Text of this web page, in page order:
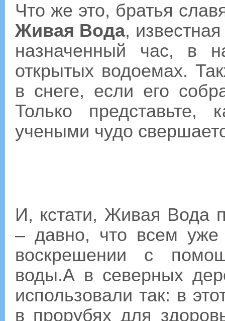
Что же это, братья
Живая Вода,
назначенный час, в
открытых водоемах.
в снеге, если его
Только представьте,
учеными чудо
И, кстати, Живая Вода
– давно, что всем уже
воскрешении с
воды.А в северных
использовали так: в
в прорубях для